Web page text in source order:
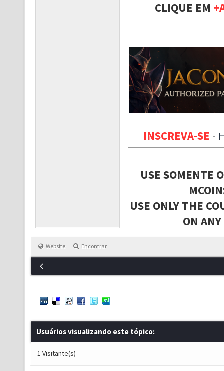
CLIQUE EM
INSCREVA-SE -
USE SOMENTE
USE ONLY THE
ON
Website Encontrar
Usuários visualizando este tópico:
1 Visitante(s)